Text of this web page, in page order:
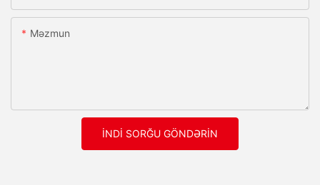
Məzmun
İNDI SORĞU GÖNDƏRIN